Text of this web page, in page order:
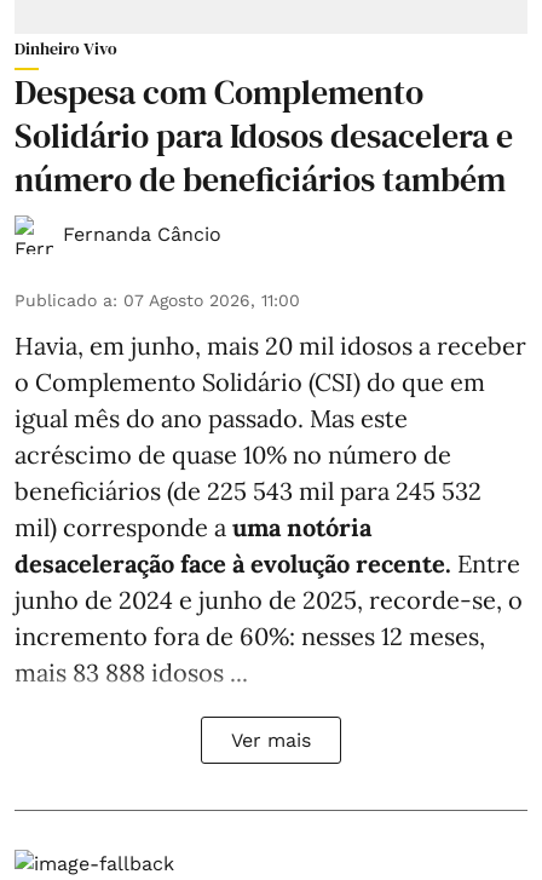
Dinheiro Vivo
Despesa com Complemento
Solidário para Idosos desacelera e
número de beneficiários também
Fernanda Câncio
Publicado a: 07 Agosto 2026, 11:00
Havia, em junho, mais 20 mil idosos a receber
o Complemento Solidário (CSI) do que em
igual mês do ano passado. Mas este
acréscimo de quase 10% no número de
beneficiários (de 225 543 mil para 245 532
mil) corresponde a uma notória
desaceleração face à evolução recente. Entre
junho de 2024 e junho de 2025, recorde-se, o
incremento fora de 60%: nesses 12 meses,
mais 83 888 idosos ...
Ver mais